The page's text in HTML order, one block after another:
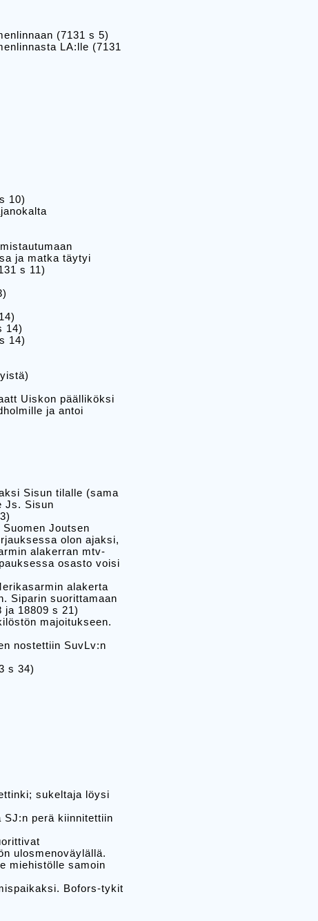
(7131 s 5)
LA:lle (7131
10)
ja matka täytyi
s 11)
14)
14)
Uiskon päälliköksi
ja antoi
Sisun tilalle (sama
Js. Sisun
Joutsen
olon ajaksi,
alakerran mtv-
osasto voisi
alakerta
Siparin suorittamaan
ja 18809 s 21)
majoitukseen.
nostettiin SuvLv:n
s 34)
sukeltaja löysi
perä kiinnitettiin
ulosmenoväylällä.
miehistölle samoin
Bofors-tykit